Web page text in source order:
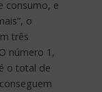
consumo, e
o
três
número 1,
o total de